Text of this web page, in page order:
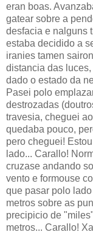
eran boas.
gatear sobre a
desfacia e nalguns
estaba decidido a
iranies tamen
distancia das
dado o estado da
Pasei polo
destrozadas
travesia, cheguei
quedaba pouco,
pero cheguei!
lado... Carallo!
cruzase andando
vento e formouse
que pasar polo
metros sobre as
precipicio de
metros... Carallo!